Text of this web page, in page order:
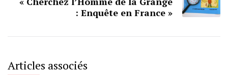
: Enquête en France »
Articles associés